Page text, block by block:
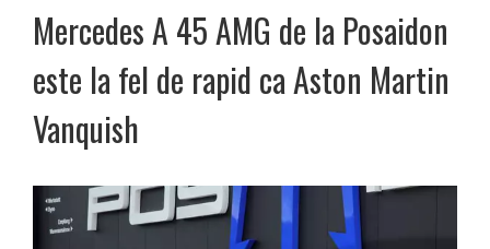
Mercedes A 45 AMG de la Posaidon
este la fel de rapid ca Aston Martin
Vanquish